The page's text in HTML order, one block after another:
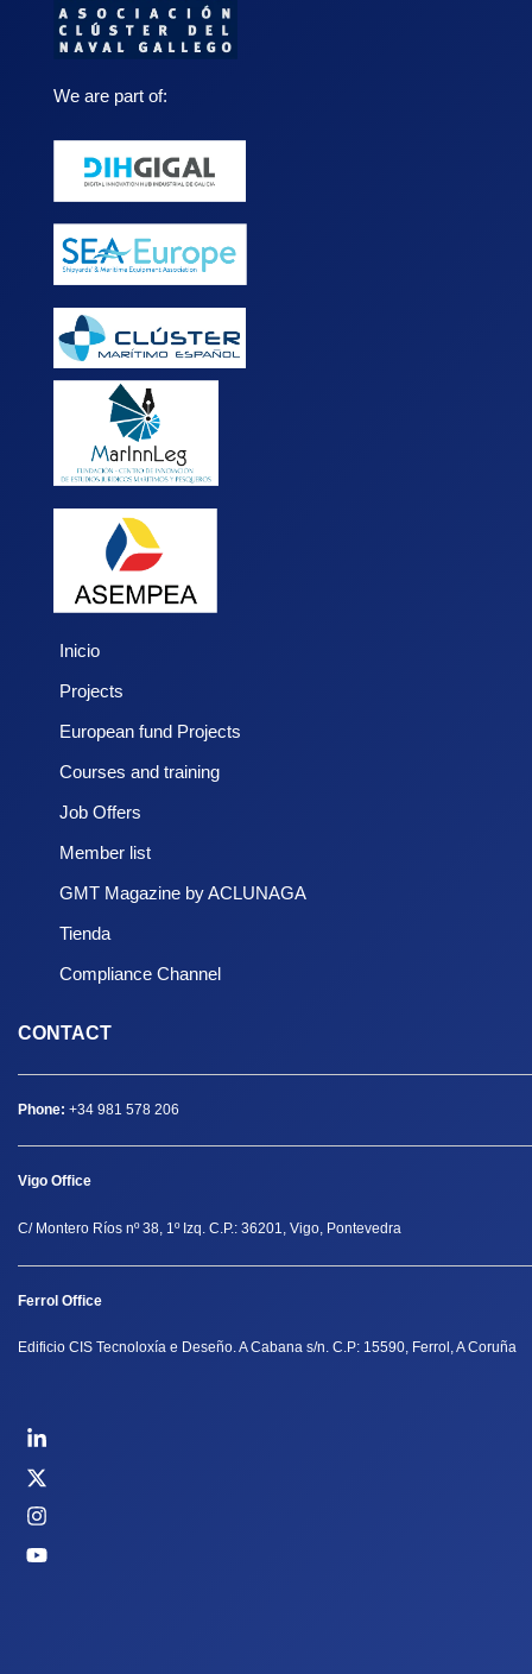
We are part of:
Inicio
Projects
European fund Projects
Courses and training
Job Offers
Member list
GMT Magazine by ACLUNAGA
Tienda
Compliance Channel
CONTACT
Phone: +34 981 578 206
Vigo Office
C/ Montero Ríos nº 38, 1º Izq. C.P.: 36201, Vigo, Pontevedra
Ferrol Office
Edificio CIS Tecnoloxía e Deseño. A Cabana s/n. C.P: 15590, Ferrol, A Coruña